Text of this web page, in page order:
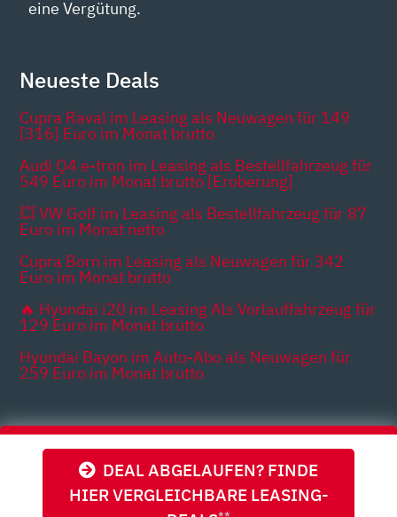
DEAL ABGELAUFEN? FINDE
HIER VERGLEICHBARE LEASING-
eine Vergütung.
Neueste Deals
Cupra Raval im Leasing als Neuwagen für 149
[316] Euro im Monat brutto
Audi Q4 e-tron im Leasing als Bestellfahrzeug für
549 Euro im Monat brutto [Eroberung]
💥 VW Golf im Leasing als Bestellfahrzeug für 87
Euro im Monat netto
Cupra Born im Leasing als Neuwagen für 342
Euro im Monat brutto
🔥 Hyundai i20 im Leasing Als Vorlauffahrzeug für
129 Euro im Monat brutto
Hyundai Bayon im Auto-Abo als Neuwagen für
259 Euro im Monat brutto